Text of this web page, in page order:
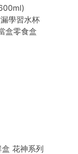
學習水杯
盒零食盒
花神系列